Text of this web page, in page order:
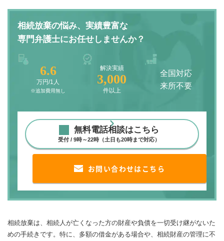
相続放棄の悩み、実績豊富な
専門弁護士にお任せしませんか？
6.6
万円/1人
※追加費用無し
解決実績
3,000
件以上
全国対応
来所不要
無料電話相談はこちら
受付 / 9時～22時（土日も20時まで対応）
お問い合わせはこちら
相続放棄は、相続人が亡くなった方の財産や負債を一切受け継がないた
めの手続きです。特に、多額の借金がある場合や、相続財産の管理に不